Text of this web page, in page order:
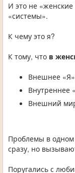
И это не «женские
«системы».
К чему это я?
К тому, что в
Внешнее
Внутреннее
Внешний
Проблемы в одном
сразу, но
Поругались с